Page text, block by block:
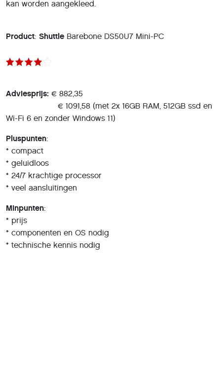
kan worden aangekleed.
Product: Shuttle Barebone DS50U7 Mini-PC
Adviesprijs: € 882,35
€ 1091,58 (met 2x 16GB RAM, 512GB ssd en
Wi-Fi 6 en zonder Windows 11)
Pluspunten:
* compact
* geluidloos
* 24/7 krachtige processor
* veel aansluitingen
Minpunten:
* prijs
* componenten en OS nodig
* technische kennis nodig